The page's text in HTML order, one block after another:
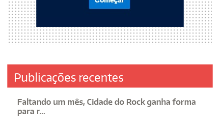
Publicações recentes
Faltando um mês, Cidade do Rock ganha forma
para r...